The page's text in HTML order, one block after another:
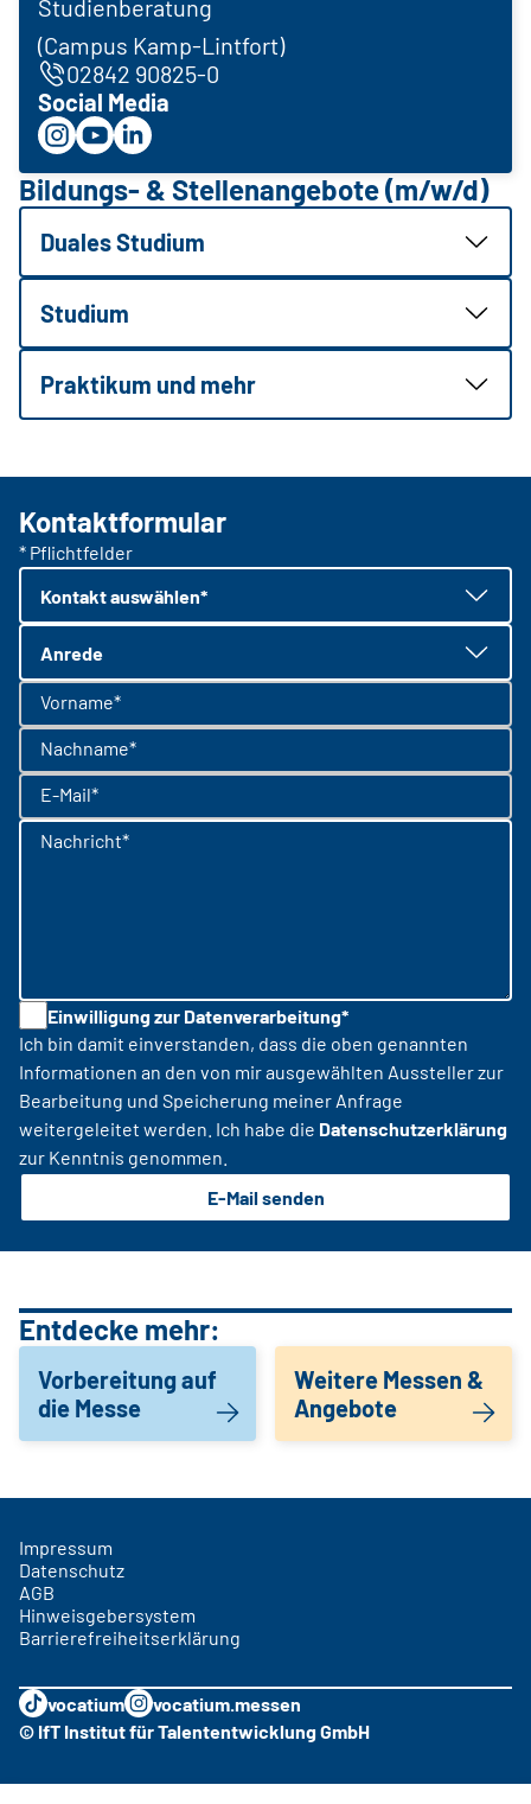
Studienberatung
(Campus Kamp-Lintfort)
02842 90825-0
Social Media
Bildungs- & Stellenangebote (m/w/d)
Duales Studium
Studium
Praktikum und mehr
Kontaktformular
* Pflichtfelder
Kontakt auswählen*
Anrede
Vorname*
Nachname*
E-Mail*
Nachricht*
Einwilligung zur Datenverarbeitung*
Ich bin damit einverstanden, dass die oben genannten
Informationen an den von mir ausgewählten Aussteller zur
Bearbeitung und Speicherung meiner Anfrage
weitergeleitet werden. Ich habe die Datenschutzerklärung
zur Kenntnis genommen.
E-Mail senden
Entdecke mehr:
Vorbereitung auf
die Messe
Weitere Messen &
Angebote
Impressum
Datenschutz
AGB
Hinweisgebersystem
Barrierefreiheitserklärung
vocatium
vocatium.messen
© IfT Institut für Talententwicklung GmbH